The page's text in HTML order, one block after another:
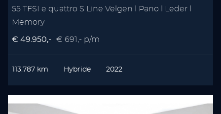
55 TFSI e quattro S Line Velgen l Pano l Leder l
Memory
€ 49.950,- € 691,- p/m
113.787 km Hybride 2022